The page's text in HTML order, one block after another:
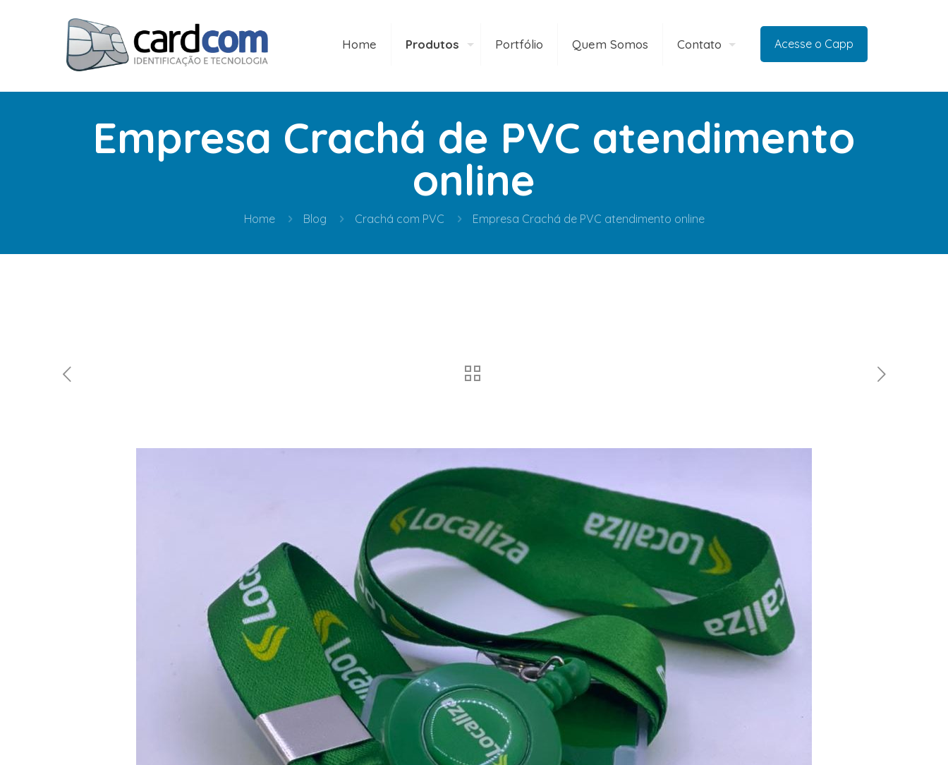
Home Produtos Portfólio Quem Somos Contato Acesse o Capp
Empresa Crachá de PVC atendimento
online
Home Blog Crachá com PVC Empresa Crachá de PVC atendimento online